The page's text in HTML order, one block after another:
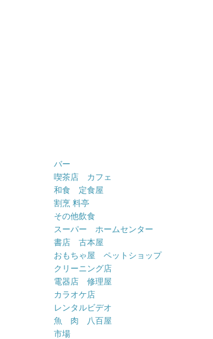
バー
喫茶店 カフェ
和食 定食屋
割烹 料亭
その他飲食
スーパー ホームセンター
書店 古本屋
おもちゃ屋 ペットショップ
クリーニング店
電器店 修理屋
カラオケ店
レンタルビデオ
魚 肉 八百屋
市場